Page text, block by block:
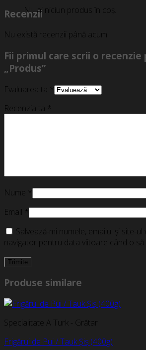
Nu ai niciun produs în coș.
Recenzii
Nu există recenzii până acum.
Fii primul care scrii o
„Produs”
Evaluarea ta *
Recenzia ta *
Nume *
Email *
Salvează-mi numele, emailul și site-
navigator pentru data viitoare când o să
Produse similare
Specialitate A Turk - Grătar
Frigărui de Pui / Tauk Șiș (400g)